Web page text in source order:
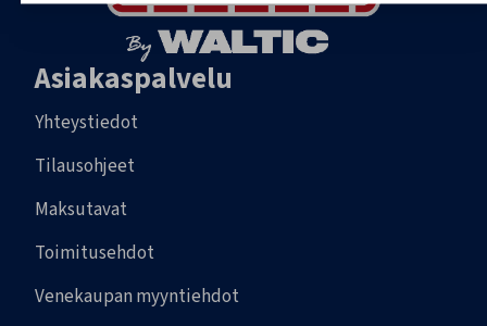
Asiakaspalvelu
Yhteystiedot
Tilausohjeet
Maksutavat
Toimitusehdot
Venekaupan myyntiehdot